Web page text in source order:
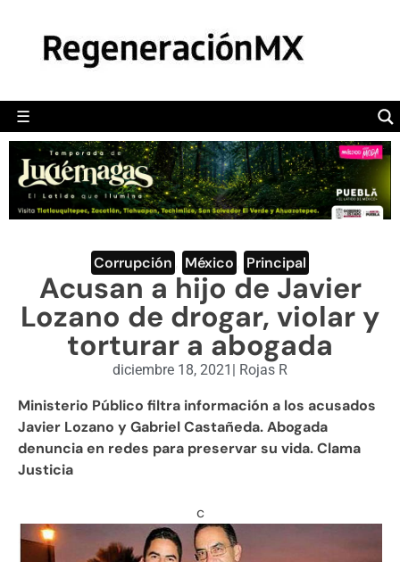
☰
POLÍTICA
CAMALEÓN
OPINIÓN
DEPORTES
ENGLISH SECTION
VIDEOS
Corrupción México Principal
Acusan a hijo de Javier
Lozano de drogar, violar y
torturar a abogada
diciembre 18, 2021 | Rojas R
Ministerio Público filtra información a los acusados
Javier Lozano y Gabriel Castañeda. Abogada
denuncia en redes para preservar su vida. Clama
Justicia
c